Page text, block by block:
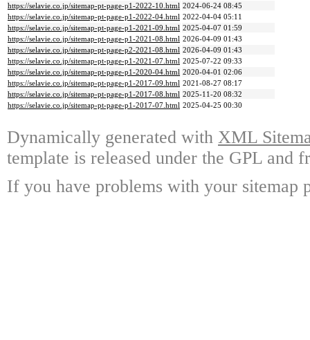
https://selavie.co.jp/sitemap-pt-page-p1-2022-10.html 2024-06-24 08:45
https://selavie.co.jp/sitemap-pt-page-p1-2022-04.html 2022-04-04 05:11
https://selavie.co.jp/sitemap-pt-page-p1-2021-09.html 2025-04-07 01:59
https://selavie.co.jp/sitemap-pt-page-p1-2021-08.html 2026-04-09 01:43
https://selavie.co.jp/sitemap-pt-page-p2-2021-08.html 2026-04-09 01:43
https://selavie.co.jp/sitemap-pt-page-p1-2021-07.html 2025-07-22 09:33
https://selavie.co.jp/sitemap-pt-page-p1-2020-04.html 2020-04-01 02:06
https://selavie.co.jp/sitemap-pt-page-p1-2017-09.html 2021-08-27 08:17
https://selavie.co.jp/sitemap-pt-page-p1-2017-08.html 2025-11-20 08:32
https://selavie.co.jp/sitemap-pt-page-p1-2017-07.html 2025-04-25 00:30
Dynamically generated with XML
template is released under the GPL and
If you have problems with your sitemap